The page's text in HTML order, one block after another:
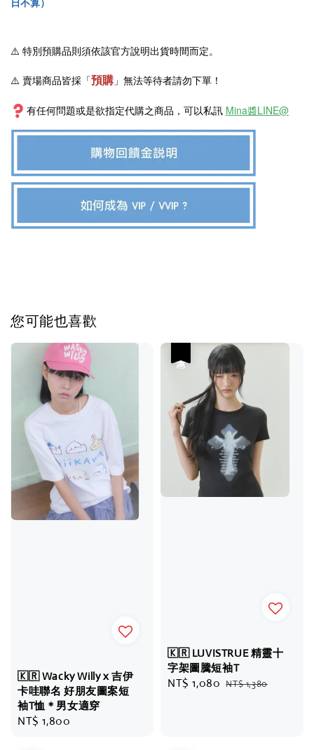
⚠️ 特別預購品則須依該官方說明出貨時間而定。
⚠️ 賣場商品皆採 「預購 」 無法等待者請勿下單！
有任何問題或是欲指定代購之商品，可以私訊 Mina醬LINE@
您可能也喜歡
🇰🇷 Wacky Willy x 吉伊
卡哇聯名 好朋友圖案短
袖T恤＊男女適穿
Regular
NT$ 1,800
🇰🇷 LUVISTRUE 精靈十
字架圖騰短袖T
Sale
NT$ 1,080 Regular
NT$ 1,380